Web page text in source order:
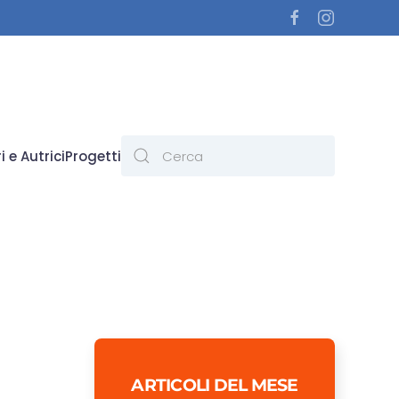
e AutriciProgetti
ARTICOLI DEL MESE